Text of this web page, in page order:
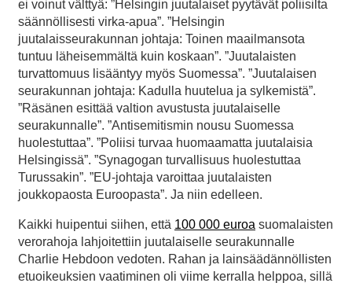
ei voinut välttyä: ”Helsingin juutalaiset pyytävät poliisilta
säännöllisesti virka-apua”. ”Helsingin
juutalaisseurakunnan johtaja: Toinen maailmansota
tuntuu läheisemmältä kuin koskaan”. ”Juutalaisten
turvattomuus lisääntyy myös Suomessa”. ”Juutalaisen
seurakunnan johtaja: Kadulla huutelua ja sylkemistä”.
”Räsänen esittää valtion avustusta juutalaiselle
seurakunnalle”. ”Antisemitismin nousu Suomessa
huolestuttaa”. ”Poliisi turvaa huomaamatta juutalaisia
Helsingissä”. ”Synagogan turvallisuus huolestuttaa
Turussakin”. ”EU-johtaja varoittaa juutalaisten
joukkopaosta Euroopasta”. Ja niin edelleen.
Kaikki huipentui siihen, että 100 000 euroa suomalaisten
verorahoja lahjoitettiin juutalaiselle seurakunnalle
Charlie Hebdoon vedoten. Rahan ja lainsäädännöllisten
etuoikeuksien vaatiminen oli viime kerralla helppoa, sillä